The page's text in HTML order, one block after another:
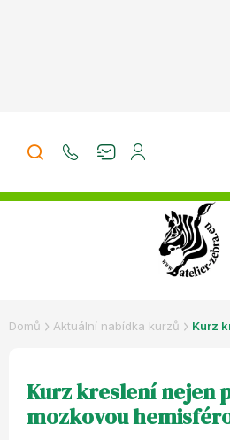
Domů Aktuální nabídka kurzů Kurz
Kurz kreslení nejen
mozkovou